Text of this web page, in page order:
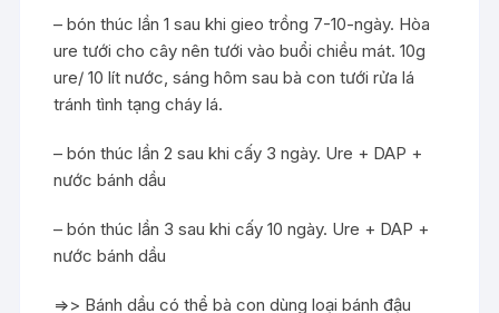
– bón thúc lần 1 sau khi gieo trồng 7-10-ngày. Hòa
ure tưới cho cây nên tưới vào buổi chiều mát. 10g
ure/ 10 lít nước, sáng hôm sau bà con tưới rửa lá
tránh tình tạng cháy lá.
– bón thúc lần 2 sau khi cấy 3 ngày. Ure + DAP +
nước bánh dầu
– bón thúc lần 3 sau khi cấy 10 ngày. Ure + DAP +
nước bánh dầu
=>> Bánh dầu có thể bà con dùng loại bánh đậu